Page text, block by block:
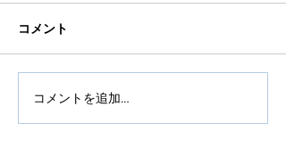
コメント
コメントを追加…